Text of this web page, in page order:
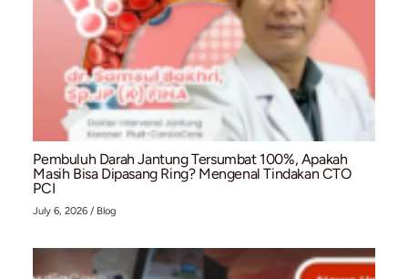
Pacemaker (Alat Pacu Jantung): Solusi Medis
Gangguan Irama Jantung (Bradikardia)